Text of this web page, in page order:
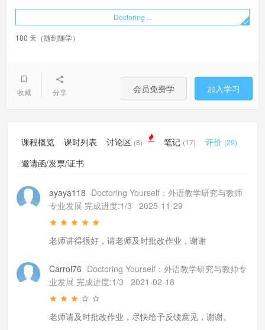
Doctoring ...
180 天（随到随学）
收藏 分享 会员免费学 加入学习
课程概览 课时列表 讨论区 (8) 笔记 (17) 评价 (29)
邀请函/发票/证书
ayaya118 Doctoring Yourself：外语教学研究与教师
专业发展 完成进度:1/3 2025-11-29
老师讲得很好，请老师及时批改作业，谢谢
Carrol76 Doctoring Yourself：外语教学研究与教师专
业发展 完成进度:1/3 2021-02-18
老师请及时批改作业，尽快给予反馈意见，谢谢。